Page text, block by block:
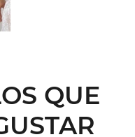
QUE